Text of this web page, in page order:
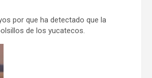
por que ha detectado que la
de los yucatecos.